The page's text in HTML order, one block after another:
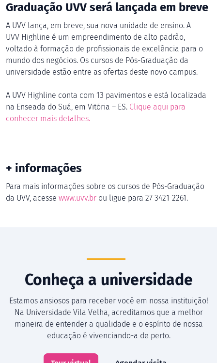
Graduação UVV será lançada em breve
A UVV lança, em breve, sua nova unidade de ensino. A
UVV Highline é um empreendimento de alto padrão,
voltado à formação de profissionais de excelência para o
mundo dos negócios. Os cursos de Pós-Graduação da
universidade estão entre as ofertas deste novo campus.
A UVV Highline conta com 13 pavimentos e está localizada
na Enseada do Suá, em Vitória – ES. Clique aqui para
conhecer mais detalhes.
+ informações
Para mais informações sobre os cursos de Pós-Graduação
da UVV, acesse www.uvv.br ou ligue para 27 3421-2261.
Conheça a universidade
Estamos ansiosos para receber você em nossa instituição!
Na Universidade Vila Velha, acreditamos que a melhor
maneira de entender a qualidade e o espírito de nossa
educação é vivenciando-a de perto.